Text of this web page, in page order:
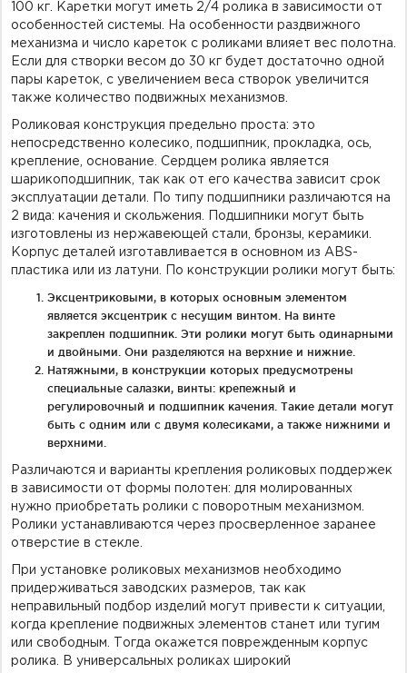
100 кг. Каретки могут иметь 2/4 ролика в зависимости от
особенностей системы. На особенности раздвижного
механизма и число кареток с роликами влияет вес полотна.
Если для створки весом до 30 кг будет достаточно одной
пары кареток, с увеличением веса створок увеличится
также количество подвижных механизмов.
Роликовая конструкция предельно проста: это
непосредственно колесико, подшипник, прокладка, ось,
крепление, основание. Сердцем ролика является
шарикоподшипник, так как от его качества зависит срок
эксплуатации детали. По типу подшипники различаются на
2 вида: качения и скольжения. Подшипники могут быть
изготовлены из нержавеющей стали, бронзы, керамики.
Корпус деталей изготавливается в основном из ABS-
пластика или из латуни. По конструкции ролики могут быть:
Эксцентриковыми, в которых основным элементом
является эксцентрик с несущим винтом. На винте
закреплен подшипник. Эти ролики могут быть одинарными
и двойными. Они разделяются на верхние и нижние.
Натяжными, в конструкции которых предусмотрены
специальные салазки, винты: крепежный и
регулировочный и подшипник качения. Такие детали могут
быть с одним или с двумя колесиками, а также нижними и
верхними.
Различаются и варианты крепления роликовых поддержек
в зависимости от формы полотен: для молированных
нужно приобретать ролики с поворотным механизмом.
Ролики устанавливаются через просверленное заранее
отверстие в стекле.
При установке роликовых механизмов необходимо
придерживаться заводских размеров, так как
неправильный подбор изделий могут привести к ситуации,
когда крепление подвижных элементов станет или тугим
или свободным. Тогда окажется поврежденным корпус
ролика. В универсальных роликах широкий